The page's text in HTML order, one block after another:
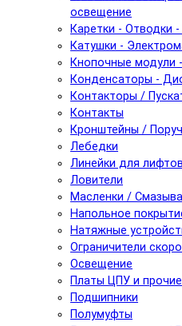
освещение
Каретки - Отводки -
Катушки -
Кнопочные модули
Конденсаторы -
Контакторы /
Контакты
Кронштейны /
Лебедки
Линейки для
Ловители
Масленки /
Напольное
Натяжные
Ограничители
Освещение
Платы ЦПУ и прочие
Подшипники
Полумуфты